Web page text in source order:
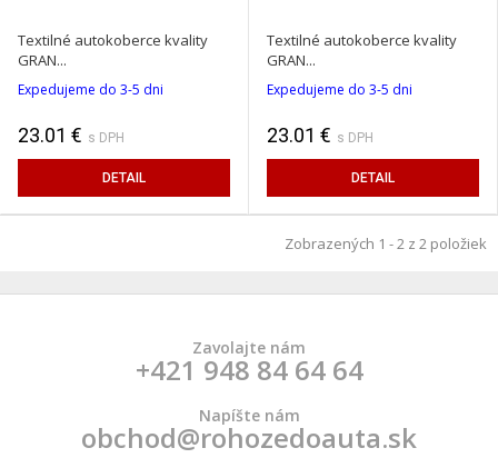
Textilné autokoberce kvality
GRAN...
Expedujeme do 3-5 dni
23.01 € s DPH
DETAIL
Textilné autokoberce kvality
GRAN...
Expedujeme do 3-5 dni
23.01 € s DPH
DETAIL
Zobrazených 1 - 2 z 2 položiek
Zavolajte nám
+421 948 84 64 64
Napíšte nám
obchod@rohozedoauta.sk